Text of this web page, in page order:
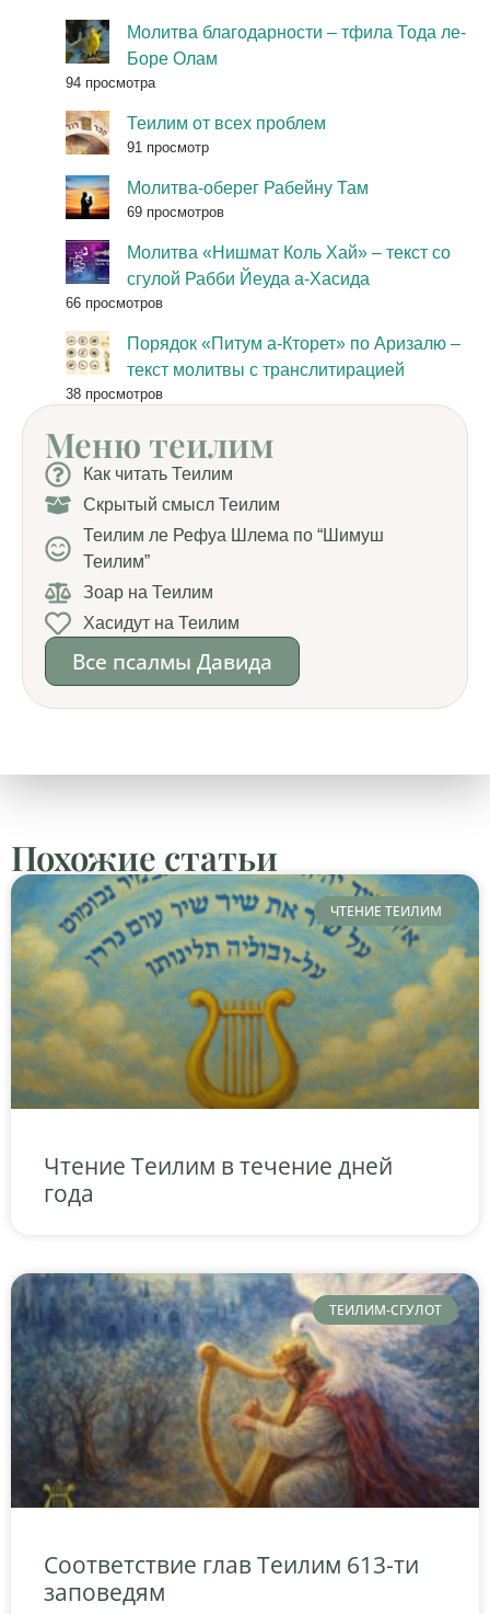
Молитва благодарности – тфила Тода ле-
Боре Олам
94 просмотра
Теилим от всех проблем
91 просмотр
Молитва-оберег Рабейну Там
69 просмотров
Молитва «Нишмат Коль Хай» – текст со
сгулой Рабби Йеуда а-Хасида
66 просмотров
Порядок «Питум а-Кторет» по Аризалю –
текст молитвы с транслитирацией
38 просмотров
Меню теилим
Как читать Теилим
Скрытый смысл Теилим
Теилим ле Рефуа Шлема по “Шимуш
Теилим”
Зоар на Теилим
Хасидут на Теилим
Все псалмы Давида
Похожие статьи
ЧТЕНИЕ ТЕИЛИМ
Чтение Теилим в течение дней
года
ТЕИЛИМ-СГУЛОТ
Соответствие глав Теилим 613-ти
заповедям